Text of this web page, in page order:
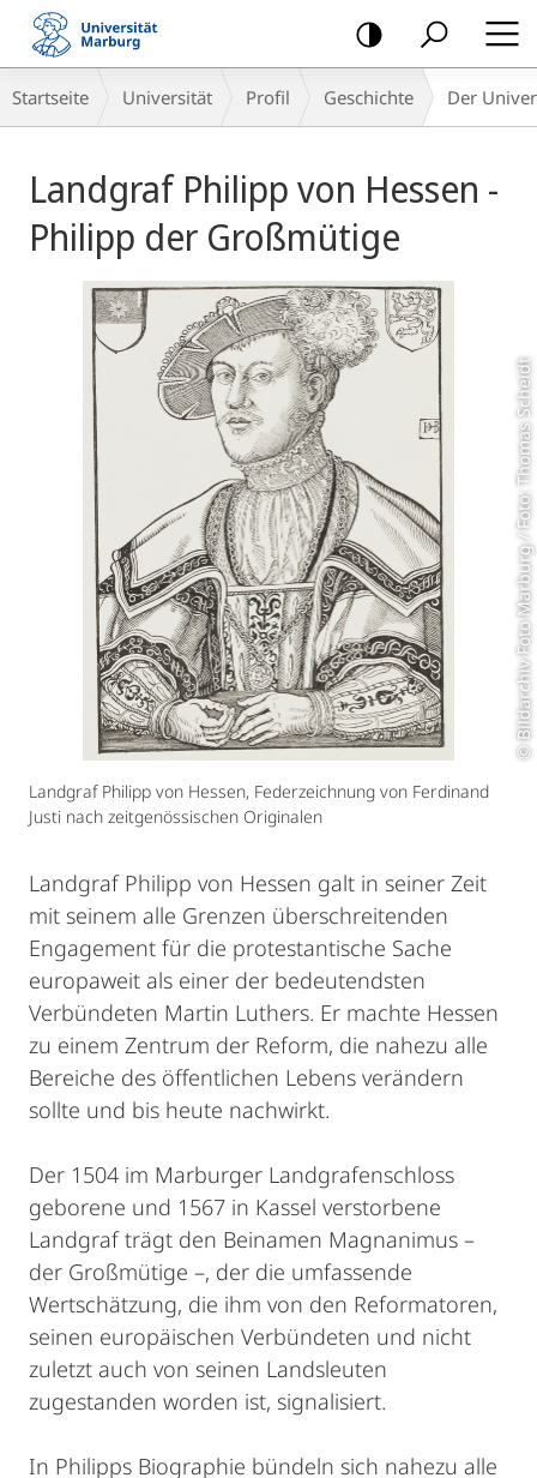
Mobile-
Navigation
Breadcrumb-
Navigation
Startseite Universität Profil Geschichte Der
Landgraf Philipp von Hessen -
Philipp der Großmütige
© Bildarchiv Foto Marburg / Foto: Thomas Scheidt
Landgraf Philipp von Hessen, Federzeichnung von Ferdinand
Justi nach zeitgenössischen Originalen
Landgraf Philipp von Hessen galt in seiner Zeit
mit seinem alle Grenzen überschreitenden
Engagement für die protestantische Sache
europaweit als einer der bedeutendsten
Verbündeten Martin Luthers. Er machte Hessen
zu einem Zentrum der Reform, die nahezu alle
Bereiche des öffentlichen Lebens verändern
sollte und bis heute nachwirkt.
Der 1504 im Marburger Landgrafenschloss
geborene und 1567 in Kassel verstorbene
Landgraf trägt den Beinamen Magnanimus –
der Großmütige –, der die umfassende
Wertschätzung, die ihm von den Reformatoren,
seinen europäischen Verbündeten und nicht
zuletzt auch von seinen Landsleuten
zugestanden worden ist, signalisiert.
In Philipps Biographie bündeln sich nahezu alle